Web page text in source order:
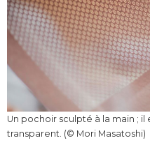
Un pochoir sculpté à la main ; il
transparent. (© Mori Masatoshi)